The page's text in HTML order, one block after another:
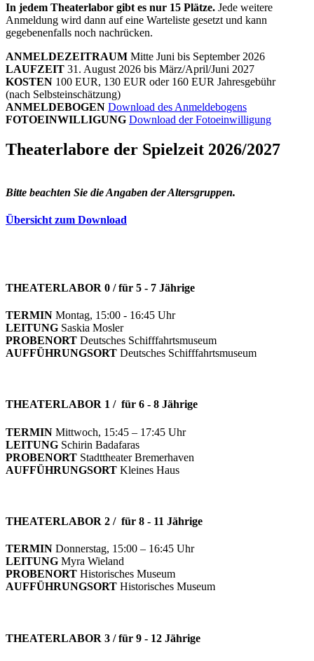
In jedem Theaterlabor gibt es nur 15 Plätze. Jede weitere
Anmeldung wird dann auf eine Warteliste gesetzt und kann
gegebenenfalls noch nachrücken.
ANMELDEZEITRAUM Mitte Juni bis September 2026
LAUFZEIT 31. August 2026 bis März/April/Juni 2027
KOSTEN 100 EUR, 130 EUR oder 160 EUR Jahresgebühr
(nach Selbsteinschätzung)
ANMELDEBOGEN Download des Anmeldebogens
FOTOEINWILLIGUNG Download der Fotoeinwilligung
Theaterlabore der Spielzeit 2026/2027
Bitte beachten Sie die Angaben der Altersgruppen.
Übersicht zum Download
THEATERLABOR 0 / für 5 - 7 Jährige
TERMIN Montag, 15:00 - 16:45 Uhr
LEITUNG Saskia Mosler
PROBENORT Deutsches Schifffahrtsmuseum
AUFFÜHRUNGSORT Deutsches Schifffahrtsmuseum
THEATERLABOR 1 / für 6 - 8 Jährige
TERMIN Mittwoch, 15:45 – 17:45 Uhr
LEITUNG Schirin Badafaras
PROBENORT Stadttheater Bremerhaven
AUFFÜHRUNGSORT Kleines Haus
THEATERLABOR 2 / für 8 - 11 Jährige
TERMIN Donnerstag, 15:00 – 16:45 Uhr
LEITUNG Myra Wieland
PROBENORT Historisches Museum
AUFFÜHRUNGSORT Historisches Museum
THEATERLABOR 3 / für 9 - 12 Jährige